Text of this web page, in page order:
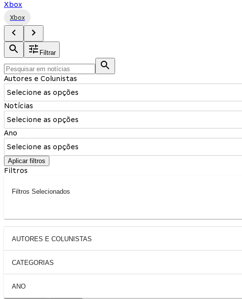
Xbox
Xbox
Filtrar
Autores e Colunistas
Selecione as opções
Notícias
Selecione as opções
Ano
Selecione as opções
Aplicar filtros
Filtros
Filtros Selecionados
AUTORES E COLUNISTAS
CATEGORIAS
ANO